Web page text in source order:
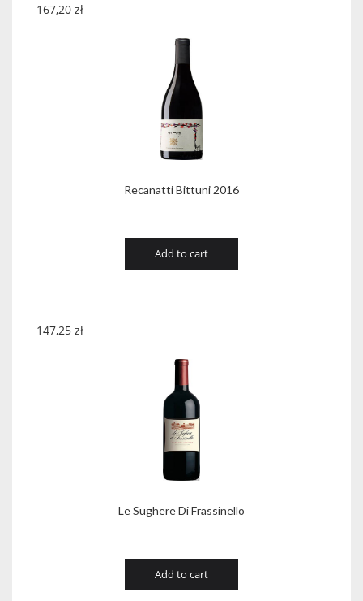
Recanatti Bittuni 2016
167,20 zł
Add to cart
Le Sughere Di Frassinello
147,25 zł
Add to cart